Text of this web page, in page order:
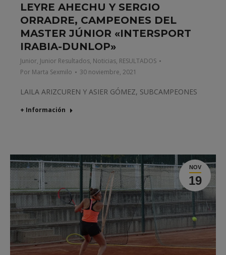
LEYRE AHECHU Y SERGIO
ORRADRE, CAMPEONES DEL
MASTER JÚNIOR «INTERSPORT
IRABIA-DUNLOP»
Junior, Junior Resultados, Noticias, RESULTADOS
Por Marta Sexmilo 30 noviembre, 2021
LAILA ARIZCUREN Y ASIER GÓMEZ, SUBCAMPEONES
+ Información
NOV
19